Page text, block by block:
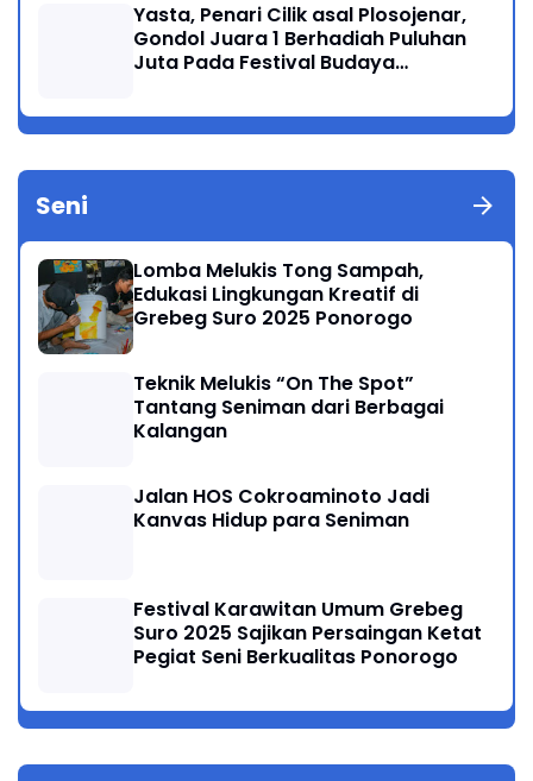
Yasta, Penari Cilik asal Plosojenar,
Gondol Juara 1 Berhadiah Puluhan
Juta Pada Festival Budaya
Seni
Lomba Melukis Tong Sampah,
Edukasi Lingkungan Kreatif di
Grebeg Suro 2025 Ponorogo
Teknik Melukis “On The Spot”
Tantang Seniman dari Berbagai
Kalangan
Jalan HOS Cokroaminoto Jadi
Kanvas Hidup para Seniman
Festival Karawitan Umum Grebeg
Suro 2025 Sajikan Persaingan Ketat
Pegiat Seni Berkualitas Ponorogo